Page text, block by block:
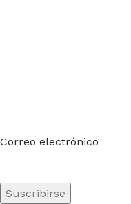
Correo electrónico